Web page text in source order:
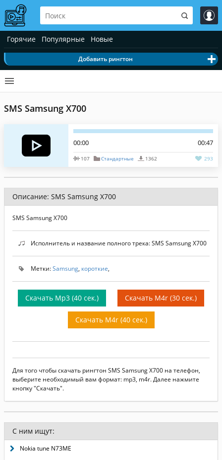
Горячие Популярные Новые
Добавить рингтон
SMS Samsung X700
00:00 00:47
107 Стандартные 1362 293
Описание: SMS Samsung X700
SMS Samsung X700
Исполнитель и название полного трека: SMS Samsung X700
Метки:Samsung, короткие,
Скачать Mp3 (40 сек.) Скачать M4r (30 сек.)
Скачать M4r (40 сек.)
Для того чтобы скачать рингтон SMS Samsung X700 на телефон,
выберите необходимый вам формат: mp3, m4r. Далее нажмите
кнопку "Скачать".
С ним ищут:
Nokia tune N73ME